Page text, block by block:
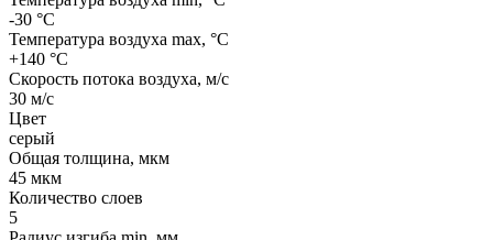
-30 °С
Температура воздуха max, °С
+140 °С
Скорость потока воздуха, м/с
30 м/с
Цвет
серый
Общая толщина, мкм
45 мкм
Количество слоев
5